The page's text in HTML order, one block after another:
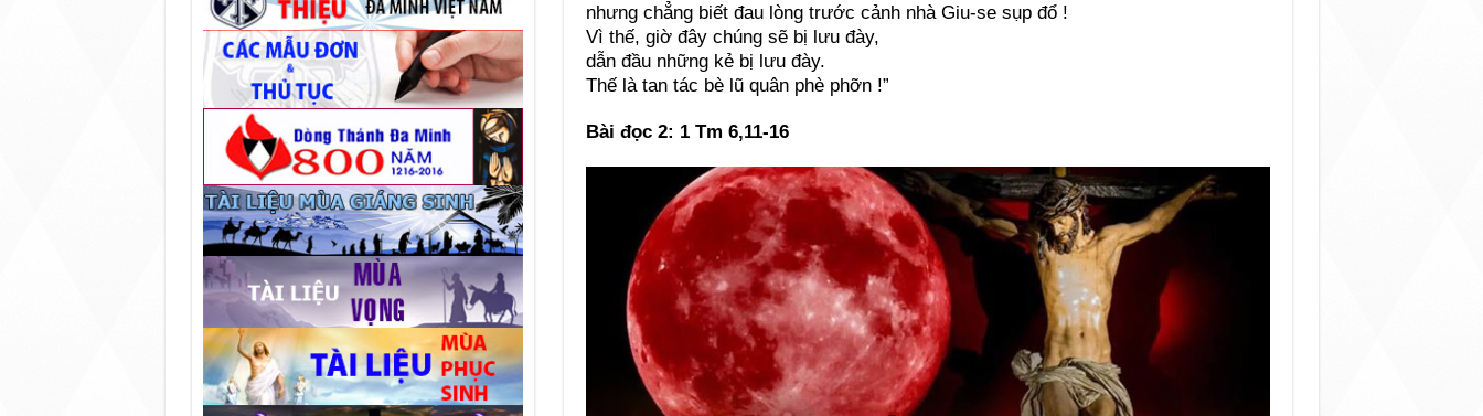
nhưng chẳng biết đau lòng trước cảnh nhà Giu-se sụp đổ !
Vì thế, giờ đây chúng sẽ bị lưu đày,
dẫn đầu những kẻ bị lưu đày.
Thế là tan tác bè lũ quân phè phỡn !”
Bài đọc 2: 1 Tm 6,11-16